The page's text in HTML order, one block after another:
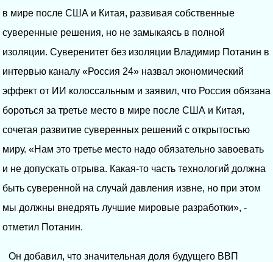
в мире после США и Китая, развивая собственные
суверенные решения, но не замыкаясь в полной
изоляции. Суверенитет без изоляции Владимир Потанин в
интервью каналу «Россия 24» назвал экономический
эффект от ИИ колоссальным и заявил, что Россия обязана
бороться за третье место в мире после США и Китая,
сочетая развитие суверенных решений с открытостью
миру. «Нам это третье место надо обязательно завоевать
и не допускать отрыва. Какая-то часть технологий должна
быть суверенной на случай давления извне, но при этом
мы должны внедрять лучшие мировые разработки», -
отметил Потанин.
Он добавил, что значительная доля будущего ВВП